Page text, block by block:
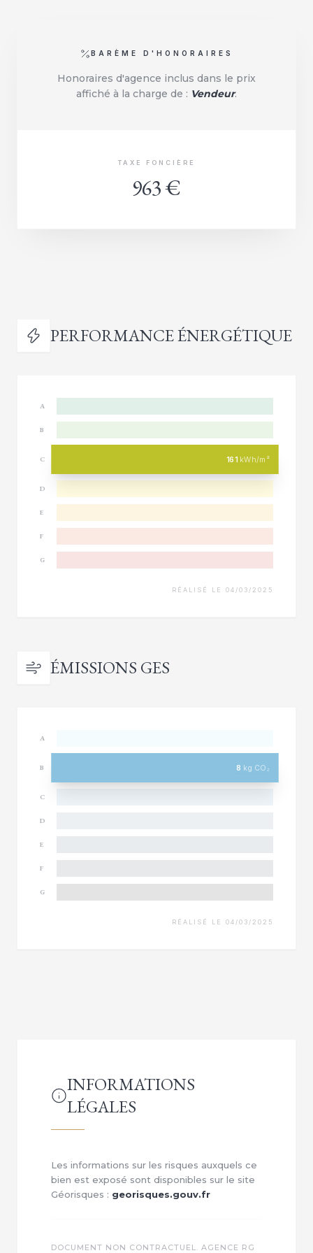
BARÈME D'HONORAIRES
Honoraires d'agence inclus dans le prix
affiché à la charge de : Vendeur.
TAXE FONCIÈRE
963 €
PERFORMANCE ÉNERGÉTIQUE
A
B
C 161 kWh/m²
D
E
F
G
RÉALISÉ LE 04/03/2025
ÉMISSIONS GES
A
B 8 kg CO₂
C
D
E
F
G
RÉALISÉ LE 04/03/2025
INFORMATIONS
LÉGALES
Les informations sur les risques auxquels ce
bien est exposé sont disponibles sur le site
Géorisques : georisques.gouv.fr
DOCUMENT NON CONTRACTUEL. AGENCE RG